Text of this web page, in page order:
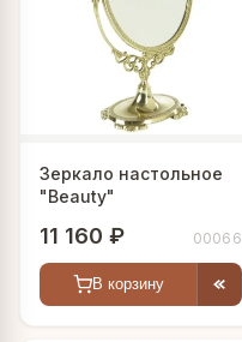
Зеркало настольное
"Beauty"
11 160 ₽ 00066
В корзину